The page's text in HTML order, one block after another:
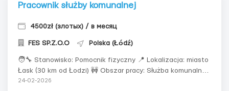
Pracownik służby komunalnej
4500zł (злотых) / в месяц
FES SP.Z.O.O Polska (Łódź)
🧑🔧 Stanowisko: Pomocnik fizyczny 📍 Lokalizacja: miasto
Łask (30 km od Łodzi) 🚧 Obszar pracy: Służba komunalna
🗓 Harmonogram pracy: Poniedziałek–Piątek: 07:00 – 16:00
24-02-2026